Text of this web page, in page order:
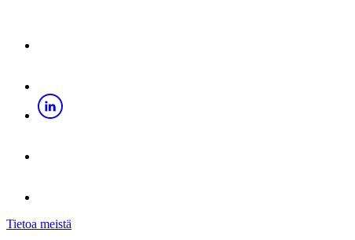
Tietoa meistä